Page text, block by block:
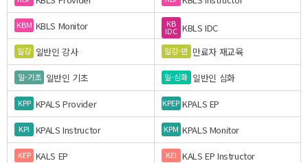
KBM KBLS Monitor KB
IDC KBLS IDC
일강 일반인 강사 일강-만 만료자 재교육
일-기초 일반인 기초 일-심화 일반인 심화
KPP KPALS Provider KPEP KPALS EP
KPI KPALS Instructor KPM KPALS Monitor
KEP KALS EP KEI KALS EP Instructor